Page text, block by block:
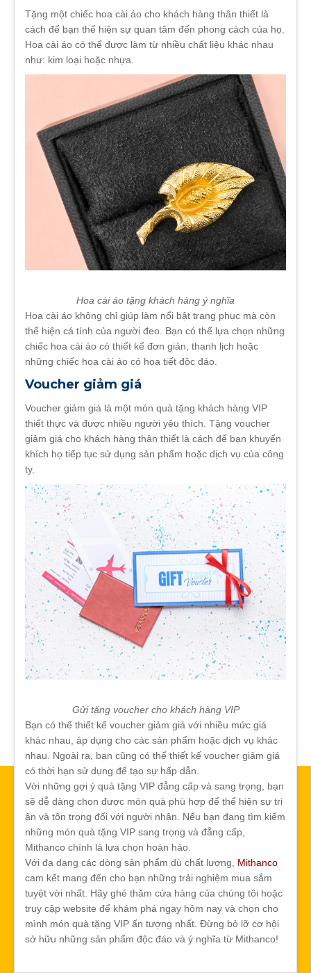
Tặng một chiếc hoa cài áo cho khách hàng thân thiết là
cách để bạn thể hiện sự quan tâm đến phong cách của họ.
Hoa cài áo có thể được làm từ nhiều chất liệu khác nhau
như: kim loại hoặc nhựa.
Hoa cài áo tặng khách hàng ý nghĩa
Hoa cài áo không chỉ giúp làm nổi bật trang phục mà còn
thể hiện cá tính của người đeo. Bạn có thể lựa chọn những
chiếc hoa cài áo có thiết kế đơn giản, thanh lịch hoặc
những chiếc hoa cài áo có họa tiết độc đáo.
Voucher giảm giá
Voucher giảm giá là một món quà tặng khách hàng VIP
thiết thực và được nhiều người yêu thích. Tặng voucher
giảm giá cho khách hàng thân thiết là cách để bạn khuyến
khích họ tiếp tục sử dụng sản phẩm hoặc dịch vụ của công
ty.
Gửi tặng voucher cho khách hàng VIP
Bạn có thể thiết kế voucher giảm giá với nhiều mức giá
khác nhau, áp dụng cho các sản phẩm hoặc dịch vụ khác
nhau. Ngoài ra, bạn cũng có thể thiết kế voucher giảm giá
có thời hạn sử dụng để tạo sự hấp dẫn.
Với những gợi ý quà tặng VIP đẳng cấp và sang trọng, bạn
sẽ dễ dàng chọn được món quà phù hợp để thể hiện sự tri
ân và tôn trọng đối với người nhận. Nếu bạn đang tìm kiếm
những món quà tặng VIP sang trọng và đẳng cấp,
Mithanco chính là lựa chọn hoàn hảo.
Với đa dạng các dòng sản phẩm dù chất lượng, Mithanco
cam kết mang đến cho bạn những trải nghiệm mua sắm
tuyệt vời nhất. Hãy ghé thăm cửa hàng của chúng tôi hoặc
truy cập website để khám phá ngay hôm nay và chọn cho
mình món quà tặng VIP ấn tượng nhất. Đừng bỏ lỡ cơ hội
sở hữu những sản phẩm độc đáo và ý nghĩa từ Mithanco!